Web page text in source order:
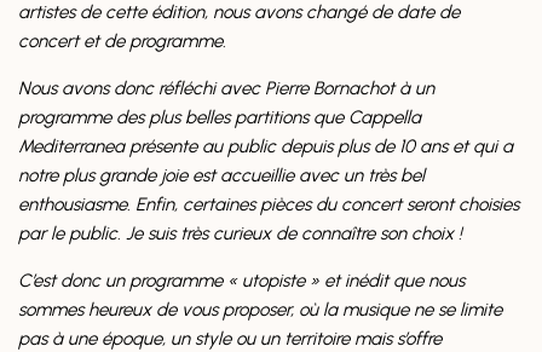
artistes de cette édition, nous avons changé de date de
concert et de programme.
Nous avons donc réfléchi avec Pierre Bornachot à un
programme des plus belles partitions que Cappella
Mediterranea présente au public depuis plus de 10 ans et qui a
notre plus grande joie est accueillie avec un très bel
enthousiasme. Enfin, certaines pièces du concert seront choisies
par le public. Je suis très curieux de connaître son choix !
C’est donc un programme « utopiste » et inédit que nous
sommes heureux de vous proposer, où la musique ne se limite
pas à une époque, un style ou un territoire mais s’offre